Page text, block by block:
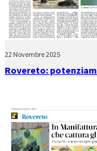
22 Novembre 2025
Rovereto: